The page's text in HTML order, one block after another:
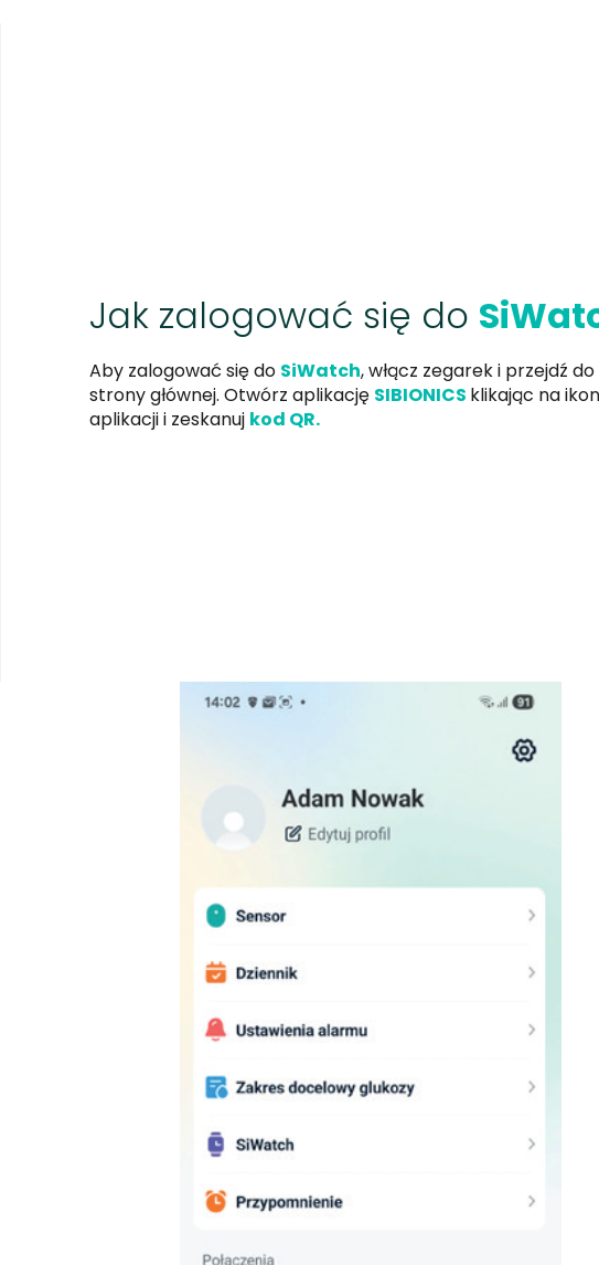
Jak zalogować się do
Aby zalogować się do SiWatch, włącz zegarek i przejdź do
strony głównej. Otwórz aplikację SIBIONICS klikając na
aplikacji i zeskanuj kod QR.